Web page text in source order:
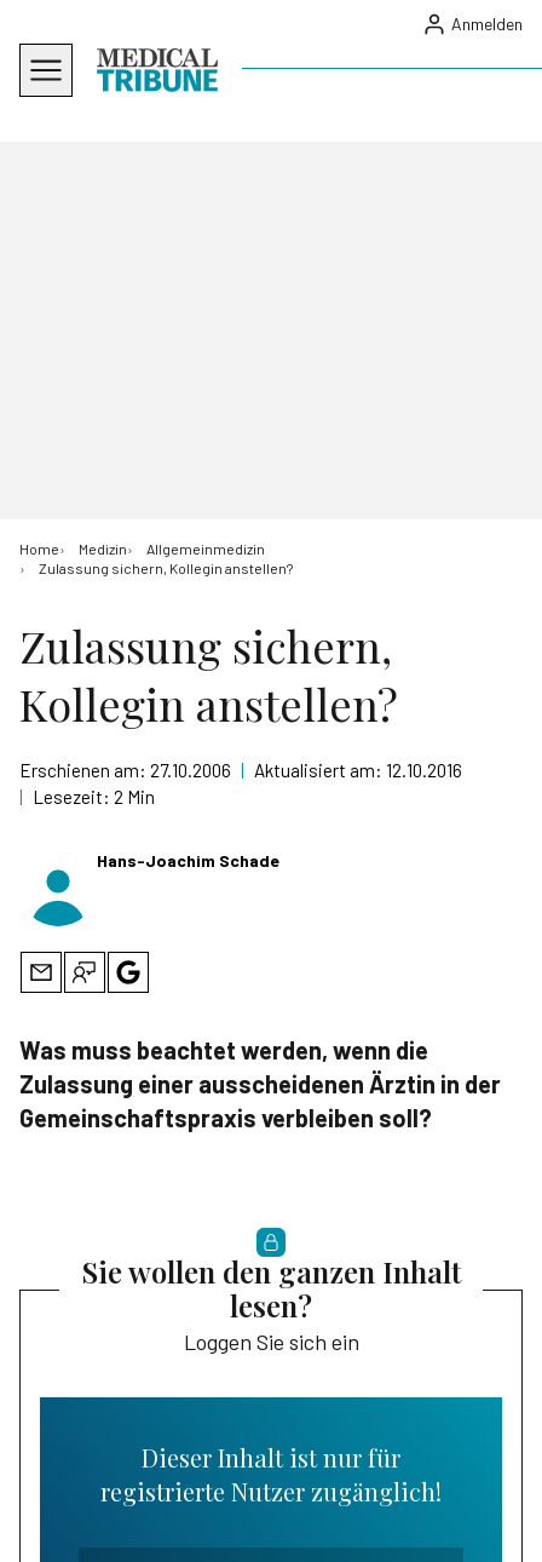
Anmelden
Home Medizin
Allgemeinmedizin
Zulassung sichern, Kollegin anstellen?
Zulassung sichern,
Kollegin anstellen?
Erschienen am: 27.10.2006 | Aktualisiert am: 12.10.2016
| Lesezeit: 2 Min
Hans-Joachim Schade
Was muss beachtet werden, wenn die
Zulassung einer ausscheidenen Ärztin in der
Gemeinschaftspraxis verbleiben soll?
Sie wollen den ganzen Inhalt
lesen?
Loggen Sie sich ein
Dieser Inhalt ist nur für
registrierte Nutzer zugänglich!